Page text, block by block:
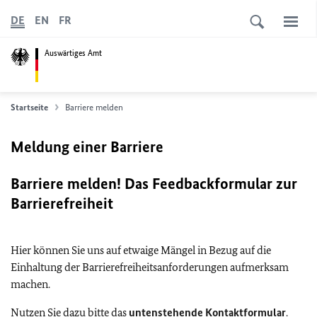
Auswärtiges Amt
DE EN FR
Startseite Barriere melden
Meldung einer Barriere
Barriere melden! Das Feedbackformular zur
Barrierefreiheit
Hier können Sie uns auf etwaige Mängel in Bezug auf die
Einhaltung der Barrierefreiheitsanforderungen aufmerksam
machen.
Nutzen Sie dazu bitte das untenstehende Kontaktformular.